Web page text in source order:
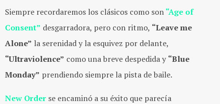
Siempre recordaremos los clásicos como son“Age of
Consent” desgarradora, pero con ritmo, “Leave me
Alone” la serenidad y la esquivez por delante,
“Ultraviolence” como una breve despedida y “Blue
Monday” prendiendo siempre la pista de baile.
New Order se encaminó a su éxito que parecía